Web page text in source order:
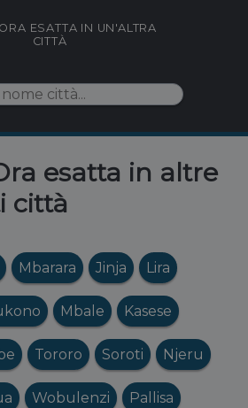
ESATTA IN UN'ALTRA
CITTÀ
esatta in altre
città
Mbarara Jinja Lira
Mbale Kasese
Tororo Soroti Njeru
Wobulenzi Pallisa